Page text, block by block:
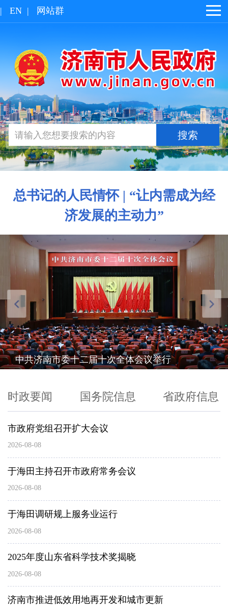
| EN | 网站群
总书记的人民情怀 | “让内需成为经
济发展的主动力”
中共济南市委十二届十次全体会议举行
时政要闻 国务院信息 省政府信息
市政府党组召开扩大会议
2026-08-08
于海田主持召开市政府常务会议
2026-08-08
于海田调研规上服务业运行
2026-08-08
2025年度山东省科学技术奖揭晓
2026-08-08
济南市推进低效用地再开发和城市更新